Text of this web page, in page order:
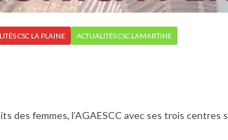
CSC LA PLAINE ACTUALITÉS CSC LAMARTINE
des femmes, l’AGAESCC avec ses trois centres